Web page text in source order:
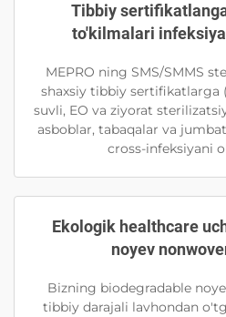
Tibbiy
to'kilmalari
MEPRO ning SMS/SMMS
shaxsiy tibbiy sertifikatlarga
suvli, EO va ziyorat
asboblar, tabaqalar va
cross-infeksiyani
Ekologik healthcare
noyev
Bizning biodegradable
tibbiy darajali lavhondan